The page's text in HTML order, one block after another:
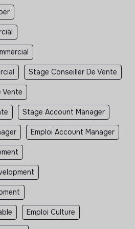
Stage Conseiller De Vente
Vente
Stage Account Manager
Emploi Account Manager
Emploi Culture